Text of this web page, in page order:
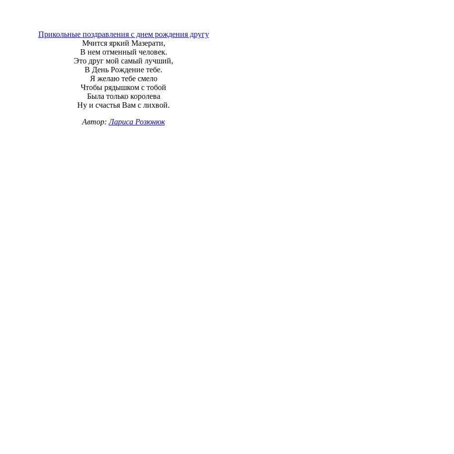
Прикольные поздравления с днем рождения другу
Мчится яркий Мазерати,
В нем отменный человек.
Это друг мой самый лучший,
В День Рождение тебе.
Я желаю тебе смело
Чтобы рядышком с тобой
Была только королева
Ну и счастья Вам с лихвой.
Автор:Лариса Розюнюк